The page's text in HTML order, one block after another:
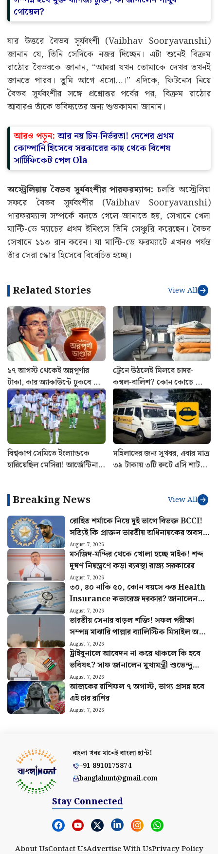
গোয়েল?
যার উত্তরে বৈভব সূর্যবংশী (Vaibhav Sooryavanshi)
জানান যে, তিনি সেদিকে নজর দিচ্ছেন। এটা শুনেই বিক্রম
রাঠোর বৈভবকে জানান, “আমরা যখন তোমাকে দেখব তখনই
জানতে পারব। তুমি আগে এসো…।” এদিকে, ফিটনেস নিয়ে
বৈভব সূর্যবংশীর সঙ্গে প্রশ্নোত্তর পর্বের পর, বিক্রম রাঠোর
আবারও তাঁকে ভবিষ্যতের জন্য শুভকামনা জানান।
আরও পড়ুন: আর নয় চিন-নির্ভরতা! দেশের প্রথম
কোম্পানি হিসেবে সরকারের কাছ থেকে বিশেষ
সার্টিফিকেট পেল Ola
অস্ট্রেলিয়ায় বৈভব সূর্যবংশীর পারফরম্যান্স: চলতি অস্ট্রেলিয়া
সফরে বৈভব সূর্যবংশীর (Vaibhav Sooryavanshi)
পারফরম্যান্স সম্পর্কে বলতে গেলে জানাতে হয়, সেখানে খেলা
মাল্টি-ডে ম্যাচের প্রথম ইনিংসে তিনি সেঞ্চুরি করেছেন। বৈভব
সেখানে ১১৩ রান করেন। যা মাল্টি-ডে ফরম্যাটে এখনও পর্যন্ত
তাঁর সেরা স্কোর হিসেবে বিবেচিত হচ্ছে।
Related Stories View All
১৭ আগস্ট থেকেই অন্নপূর্ণার
টাকা, কার অ্যাকাউন্টে ঢুকবে ৩
হাজার? জানালেন শুভেন্দু
ট্রেনে উঠলেই মিলবে চাদর-
কম্বল-বালিশ? কোন কোচে ফ্রি,
কোথায় দিতে হবে টাকা
বিশ্বকাপ সেমিতে ইংল্যান্ডকে
হারিয়েছিল মেসিরা! আর্জেন্টিনায়
মহিলাদের জন্য সুখবর, এবার মাত্র
৩৯ টাকায় ৩টি রুটে এসি শাটল
Breaking News View All
রোহিত শর্মাকে নিয়ে দুই ভাগে বিভক্ত BCCI!
সত্যিই কি প্রাক্তন ভারতীয় অধিনায়কের অবসর
চাইছে বোর্ড
August 7, 2026
মসজিদ-মন্দির থেকে খোলা হচ্ছে মাইক! শব্দ
দূষণ নিয়ন্ত্রণে কড়া ব্যবস্থা রাজ্য সরকারের
August 7, 2026
৩০, ৪০ নাকি ৫০, কোন বয়সে কত Health
Insurance কভারেজ দরকার? জানালেন
বিশেষজ্ঞরা
August 7, 2026
ভারতীয় সেনার বাড়ল শক্তি! সফল পরীক্ষা
সম্পন্ন মাঝারি পাল্লার ব্যালিস্টিক মিসাইল অগ্নি
৪-এর
August 7, 2026
ট্রাইবুনালে আবেদন না করে থাকলে কি হবে
ভবিষৎ? সাফ জানালেন মুখ্যমন্ত্রী শুভেন্দু
অধিকারী
August 7, 2026
আজকের রাশিফল ৭ অগাস্ট, ভাগ্য প্রসন্ন হবে
এই চার রাশির
August 7, 2026
বাংলা খবর মানেইবাংলা হান্ট!
+91 8910175874
banglahunt@gmail.com
Stay Connected
About UsContact UsAdvertise With UsPrivacy Policy